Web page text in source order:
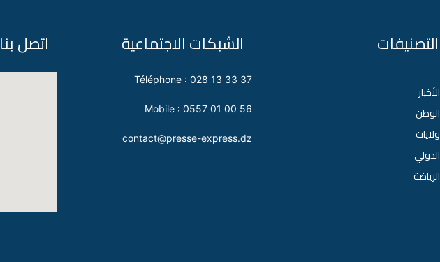
اتصل بنا الشبكات الاجتماعية
Téléphone : 028 13 33 37
Mobile : 0557 01 00 56
contact@presse-express.dz
التصنيفات
الأخبار
الوطن
ولايات
الدولي
الرياضة